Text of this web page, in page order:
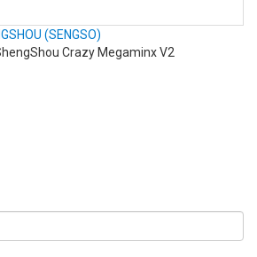
(SENGSO)
Crazy Megaminx V2